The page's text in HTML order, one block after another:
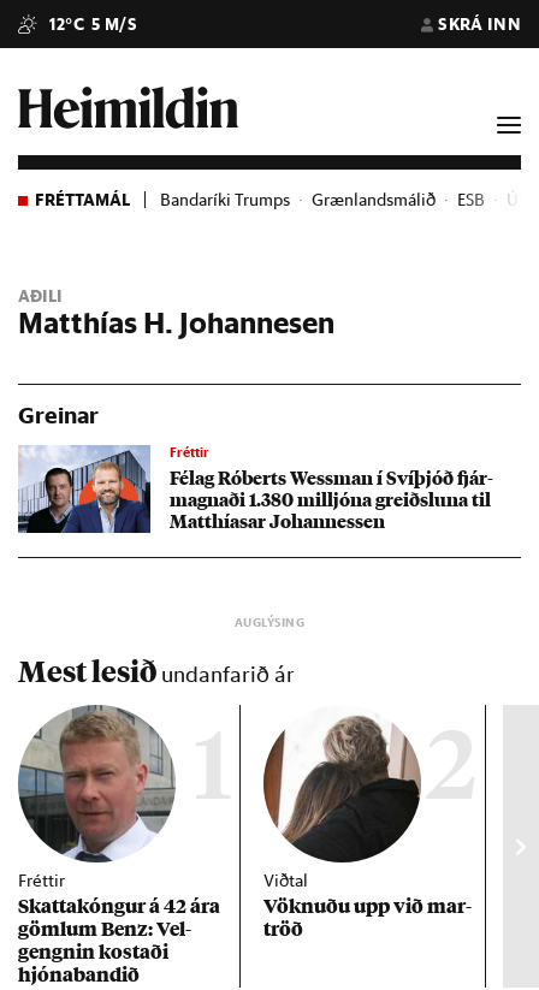
12°C 5 M/S SKRÁ INN
FRÉTTAMÁL Bandaríki Trumps Grænlandsmálið ESB
AÐILI
Matthías H. Johannesen
Greinar
Fréttir
Fé­lag Ró­berts Wessman í Sví­þjóð fjár­
magn­aði 1.380 millj­óna greiðsl­una til
Matth­ías­ar Johann­essen
Mest lesið undanfarið ár
1
Fréttir
Skattakóng­ur á 42 ára
göml­um Benz: Vel­
gengn­in kostaði
hjóna­band­ið
2
Viðtal
Vökn­uðu upp við mar­
tröð